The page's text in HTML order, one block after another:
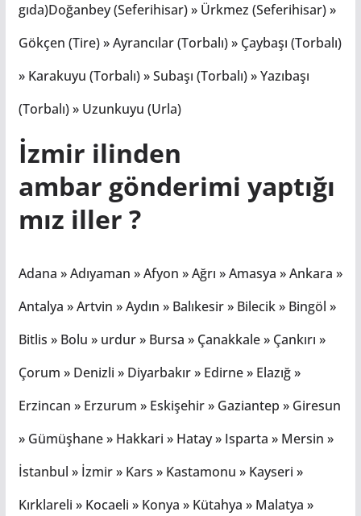
gıda)Doğanbey (Seferihisar) » Ürkmez (Seferihisar) »
Gökçen (Tire) » Ayrancılar (Torbalı) » Çaybaşı (Torbalı)
» Karakuyu (Torbalı) » Subaşı (Torbalı) » Yazıbaşı
(Torbalı) » Uzunkuyu (Urla)
İzmir ilinden
ambar gönderimi yaptığı
mız iller ?
Adana » Adıyaman » Afyon » Ağrı » Amasya » Ankara »
Antalya » Artvin » Aydın » Balıkesir » Bilecik » Bingöl »
Bitlis » Bolu » urdur » Bursa » Çanakkale » Çankırı »
Çorum » Denizli » Diyarbakır » Edirne » Elazığ »
Erzincan » Erzurum » Eskişehir » Gaziantep » Giresun
» Gümüşhane » Hakkari » Hatay » Isparta » Mersin »
İstanbul » İzmir » Kars » Kastamonu » Kayseri »
Kırklareli » Kocaeli » Konya » Kütahya » Malatya »